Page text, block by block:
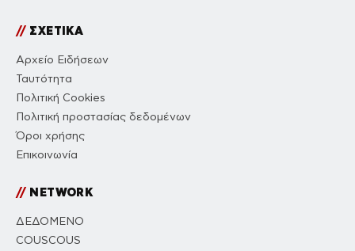
//ΣΧΕΤΙΚΑ
Αρχείο Ειδήσεων
Ταυτότητα
Πολιτική Cookies
Πολιτική προστασίας δεδομένων
Όροι χρήσης
Επικοινωνία
//NETWORK
ΔΕΔΟΜΕΝΟ
COUSCOUS